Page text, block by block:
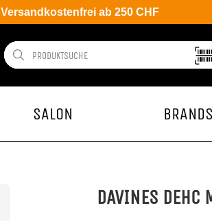
Versandkostenfrei ab 250 CHF
SALON BRANDS
DAVINES DEHC